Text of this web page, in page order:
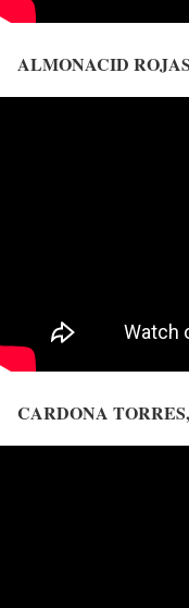
ALMONACID
CARDONA